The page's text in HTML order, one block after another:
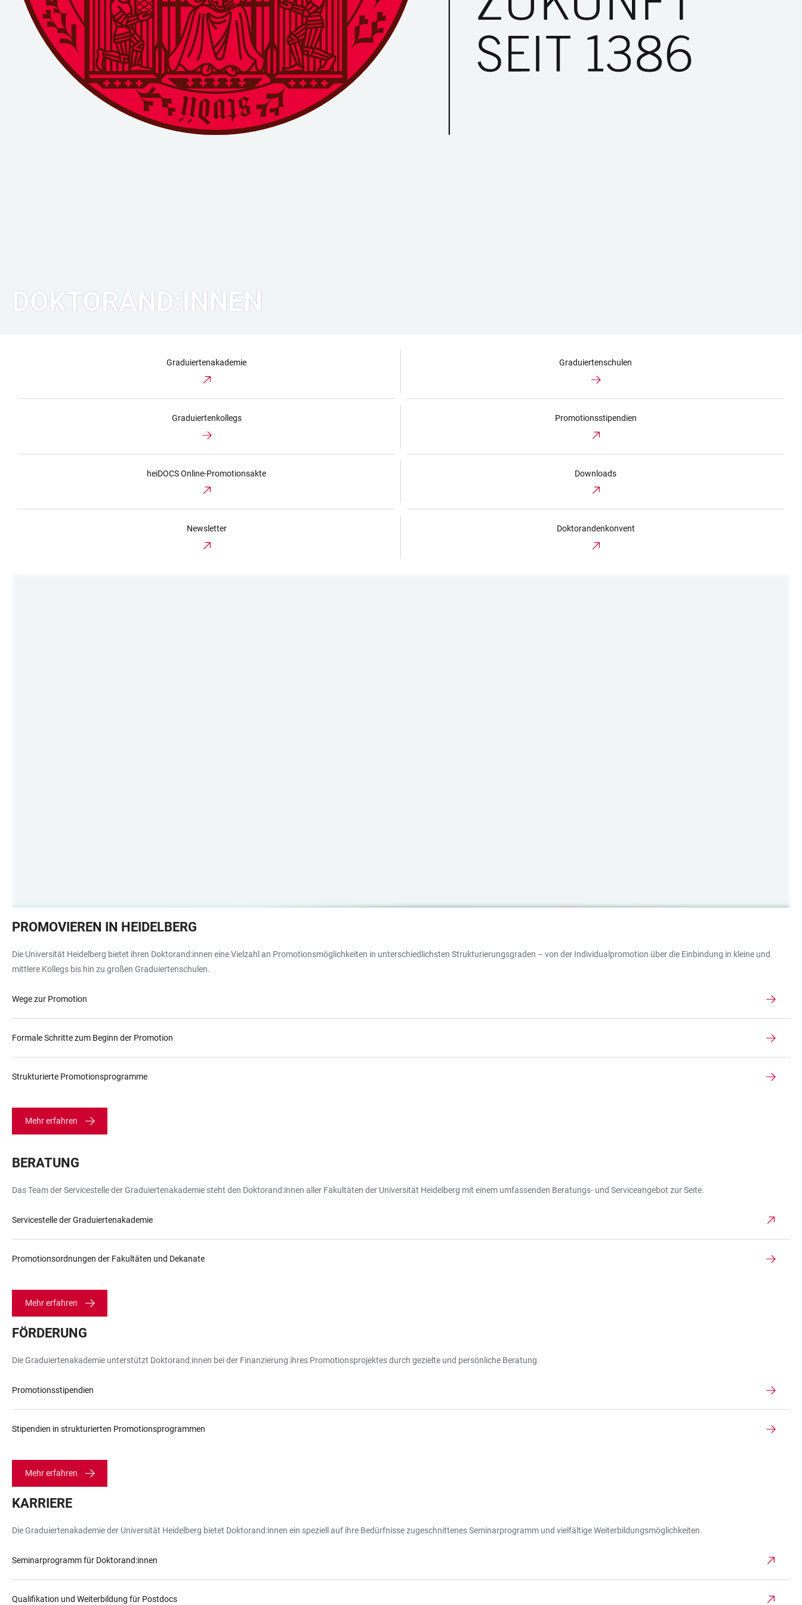
DOKTORAND:INNEN
Graduiertenakademie Graduiertenschulen
Graduiertenkollegs Promotionsstipendien
heiDOCS Online-Promotionsakte Downloads
Newsletter Doktorandenkonvent
im
Gipsabdruck
PROMOVIEREN IN HEIDELBERG
Die Universität Heidelberg bietet ihren Doktorand:innen eine Vielzahl an Promotionsmöglichkeiten in unterschiedlichsten Strukturierungsgraden – von der Individualpromotion über die Einbindung in kleine und
mittlere Kollegs bis hin zu großen Graduiertenschulen.
Wege zur Promotion
Formale Schritte zum Beginn der Promotion
Strukturierte Promotionsprogramme
Mehr erfahren
LINKS
BERATUNG
Das Team der Servicestelle der Graduiertenakademie steht den Doktorand:innen aller Fakultäten der Universität Heidelberg mit einem umfassenden Beratungs- und Serviceangebot zur Seite.
Servicestelle der Graduiertenakademie
Promotionsordnungen der Fakultäten und Dekanate
Mehr erfahren
FÖRDERUNG
Die Graduiertenakademie unterstützt Doktorand:innen bei der Finanzierung ihres Promotionsprojektes durch gezielte und persönliche Beratung.
Promotionsstipendien
Stipendien in strukturierten Promotionsprogrammen
Mehr erfahren
KARRIERE
Die Graduiertenakademie der Universität Heidelberg bietet Doktorand:innen ein speziell auf ihre Bedürfnisse zugeschnittenes Seminarprogramm und vielfältige Weiterbildungsmöglichkeiten.
Seminarprogramm für Doktorand:innen
Qualifikation und Weiterbildung für Postdocs